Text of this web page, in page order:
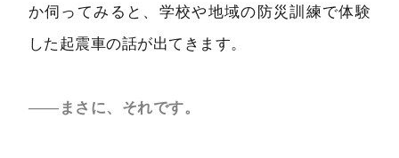
すが、地震による水平方向の慣性力には弱い構造だと言
われます。
持っていて、地面の揺れのリズムがそれに近くなると建
か伺ってみると、学校や地域の防災訓練で体験
した起震車の話が出てきます。
――まさに、それです。